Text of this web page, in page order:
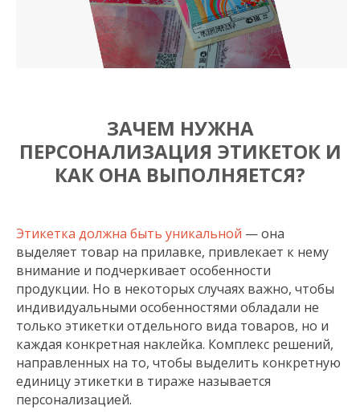
ЗАЧЕМ НУЖНА
ПЕРСОНАЛИЗАЦИЯ ЭТИКЕТОК И
КАК ОНА ВЫПОЛНЯЕТСЯ?
Этикетка должна быть уникальной — она
выделяет товар на прилавке, привлекает к нему
внимание и подчеркивает особенности
продукции. Но в некоторых случаях важно, чтобы
индивидуальными особенностями обладали не
только этикетки отдельного вида товаров, но и
каждая конкретная наклейка. Комплекс решений,
направленных на то, чтобы выделить конкретную
единицу этикетки в тираже называется
персонализацией.